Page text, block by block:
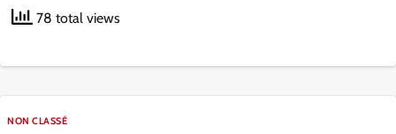
78 total views
NON CLASSÉ